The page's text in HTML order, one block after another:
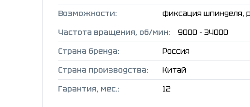
Возможности:
фиксация шпинделя,
Частота вращения, об/мин:
9000 - 34000
Страна бренда:
Россия
Страна производства:
Китай
Гарантия, мес.:
12